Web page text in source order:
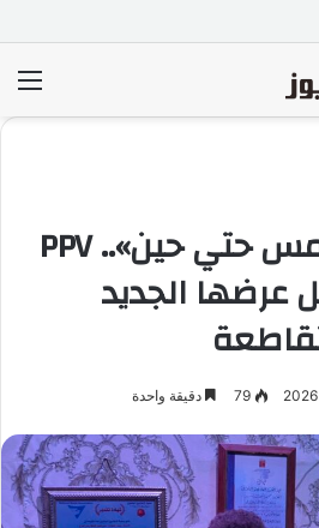
لم تشرق الشمس حتي حين».. PPV
الجديد
79 دقيقة واحدة